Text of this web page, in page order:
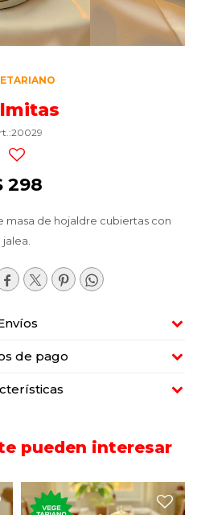
20029
298
masa de hojaldre cubiertas con
jalea.
   
de pago
pueden interesar